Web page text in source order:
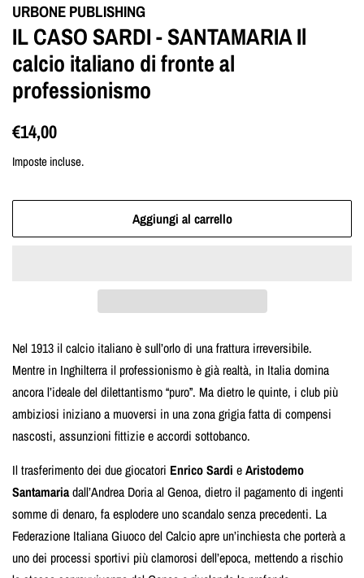
URBONE PUBLISHING
IL CASO SARDI - SANTAMARIA Il
calcio italiano di fronte al
professionismo
Prezzo
listino
€14,00
Imposte incluse.
Aggiungi al carrello
Nel 1913 il calcio italiano è sull’orlo di una frattura irreversibile.
Mentre in Inghilterra il professionismo è già realtà, in Italia domina
ancora l’ideale del dilettantismo “puro”. Ma dietro le quinte, i club più
ambiziosi iniziano a muoversi in una zona grigia fatta di compensi
nascosti, assunzioni fittizie e accordi sottobanco.
Il trasferimento dei due giocatori Enrico Sardi eAristodemo
Santamariadall’Andrea Doria al Genoa, dietro il pagamento di ingenti
somme di denaro, fa esplodere uno scandalo senza precedenti. La
Federazione Italiana Giuoco del Calcio apre un’inchiesta che porterà a
uno dei processi sportivi più clamorosi dell’epoca, mettendo a rischio